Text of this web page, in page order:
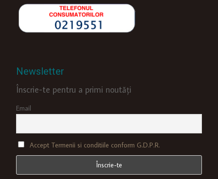
Newsletter
Înscrie-te pentru a primi noutăți
Email
Accept Termenii si conditiile conform G.D.P.R.